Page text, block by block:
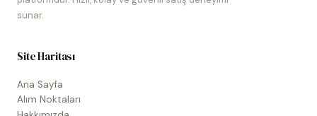
sunar.
Site Haritası
Ana Sayfa
Alım Noktaları